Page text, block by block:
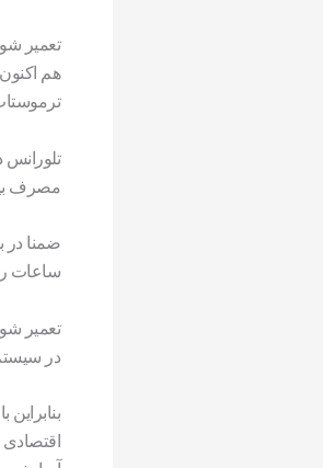
تعمیر
هم
مصرف
ضمنا در
ساعات
تعمیر
در